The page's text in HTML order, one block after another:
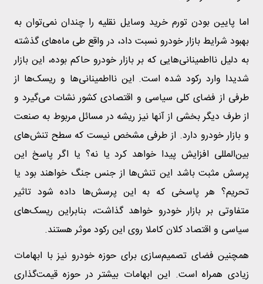
اما پایین بودن تورم خرید وسایل نقلیه را چندان نمی‌توان به
بهبود شرایط بازار خودرو نسبت داد، در واقع طی ماه‌های گذشته
به دلیل نااطمینانی‌هایی که بر بازار خودرو حاکم بوده، این بازار
شدیدا وارد رکود شده است. این نااطمینانی‌ها و ریسک‌ها از
طرفی از فضای کلی سیاسی و اقتصادی کشور نشات می‌گیرد و
از طرف دیگر بخشی‌ از آنها نیز ریشه در مسائل مربوط به صنعت
و بازار خودرو دارد. از طرفی مشخص نیست که سطح تنش‌های
بین‌المللی افزایش پیدا خواهد کرد یا نه؟ یا اگر پاسخ این
پرسش مثبت باشد این تنش‌ها از جنس جنگ خواهند بود یا
تحریم؟ هر پاسخی که به این پرسش‌ها داده شود تاثیر
متفاوتی بر بازار خودرو خواهد گذاشت، بنابراین ریسک‌های
سیاسی و اقتصاد کلان کاملا روی این رکود موثر هستند.
همچنین فضای تصمیم‌سازی برای حوزه خودرو نیز با ابهامات
زیادی همراه است. این ابهامات بیشتر در حوزه قیمت‌گذاری